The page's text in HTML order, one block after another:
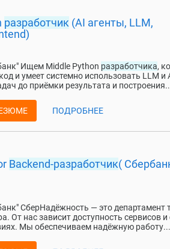
разработчик (AI агенты, LLM,
Ищем Middle Python разработчика,
и умеет системно использовать LLM и
до приёмки результата и
ПОДРОБНЕЕ
Backend-разработчик(
СберНадёжность — это департамент
От нас зависит доступность сервисов
Мы обеспечиваем надёжную работу...